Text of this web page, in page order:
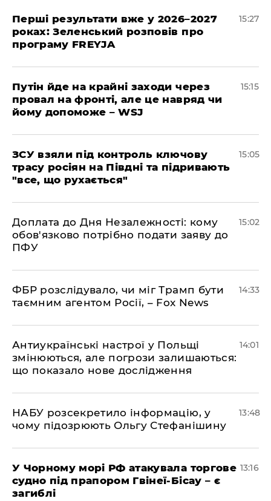
Перші результати вже у 2026–2027
роках: Зеленський розповів про
програму FREYJA
15:27
Путін йде на крайні заходи через
провал на фронті, але це навряд чи
йому допоможе – WSJ
15:15
ЗСУ взяли під контроль ключову
трасу росіян на Півдні та підривають
"все, що рухається"
15:05
Доплата до Дня Незалежності: кому
обов'язково потрібно подати заяву до
ПФУ
15:02
ФБР розслідувало, чи міг Трамп бути
таємним агентом Росії, – Fox News
14:33
Антиукраїнські настрої у Польщі
змінюються, але погрози залишаються:
що показало нове дослідження
14:01
НАБУ розсекретило інформацію, у
чому підозрюють Ольгу Стефанішину
13:48
У Чорному морі РФ атакувала торгове
судно під прапором Гвінеї-Бісау – є
загиблі
13:16